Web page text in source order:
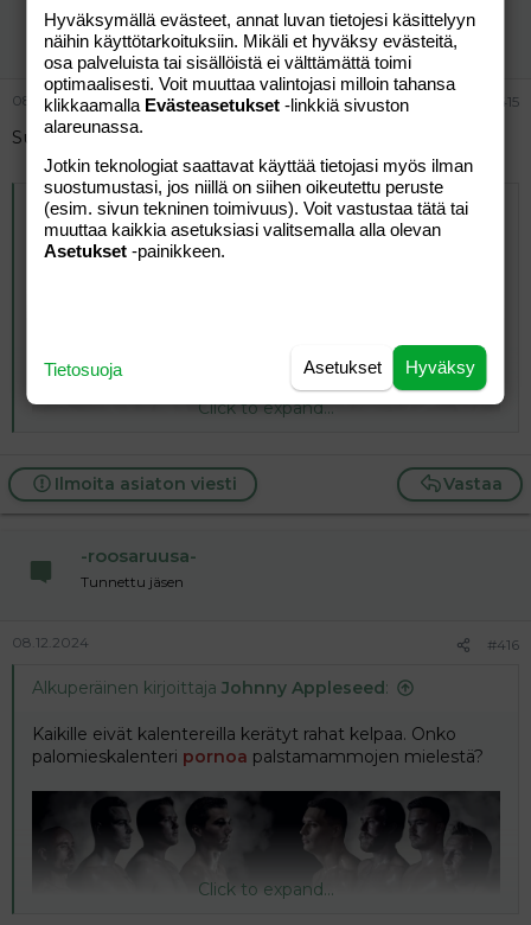
Rätti Väsynyt
Tunnettu jäsen
08.12.2024 #415
Suunnittele ensi vuodelle panomieskalenteri
Alkuperäinen kirjoittajaJohnny Appleseed:
Kaikille eivät kalentereilla kerätyt rahat kelpaa. Onko
Liian pornoja palomiehiä – Pelastakaa Lapset: Ei kiitos
Pelastakaa Lapset ry:n mukaan lahjoituksesta
kieltäytyminen pohjautuu kattojärjestön
kansainvälisiin linjauksiin.
Click to expand...
Vastaa
Ilmoita asiaton viesti
-roosaruusa-
Tunnettu jäsen
08.12.2024 #416
Alkuperäinen kirjoittaja Johnny Appleseed :
Kaikille eivät kalentereilla kerätyt rahat kelpaa. Onko
palomieskalenteri pornoa palstamammojen mielestä?
Click to expand...
Hyväksymällä evästeet, annat luvan tietojesi käsittelyyn
näihin käyttötarkoituksiin. Mikäli et hyväksy evästeitä,
osa palveluista tai sisällöistä ei välttämättä toimi
optimaalisesti. Voit muuttaa valintojasi milloin tahansa
klikkaamalla Evästeasetukset -linkkiä sivuston
alareunassa.
Jotkin teknologiat saattavat käyttää tietojasi myös ilman
suostumustasi, jos niillä on siihen oikeutettu peruste
(esim. sivun tekninen toimivuus). Voit vastustaa tätä tai
muuttaa kaikkia asetuksiasi valitsemalla alla olevan
Asetukset -painikkeen.
Hyväksy
Asetukset
Tietosuoja